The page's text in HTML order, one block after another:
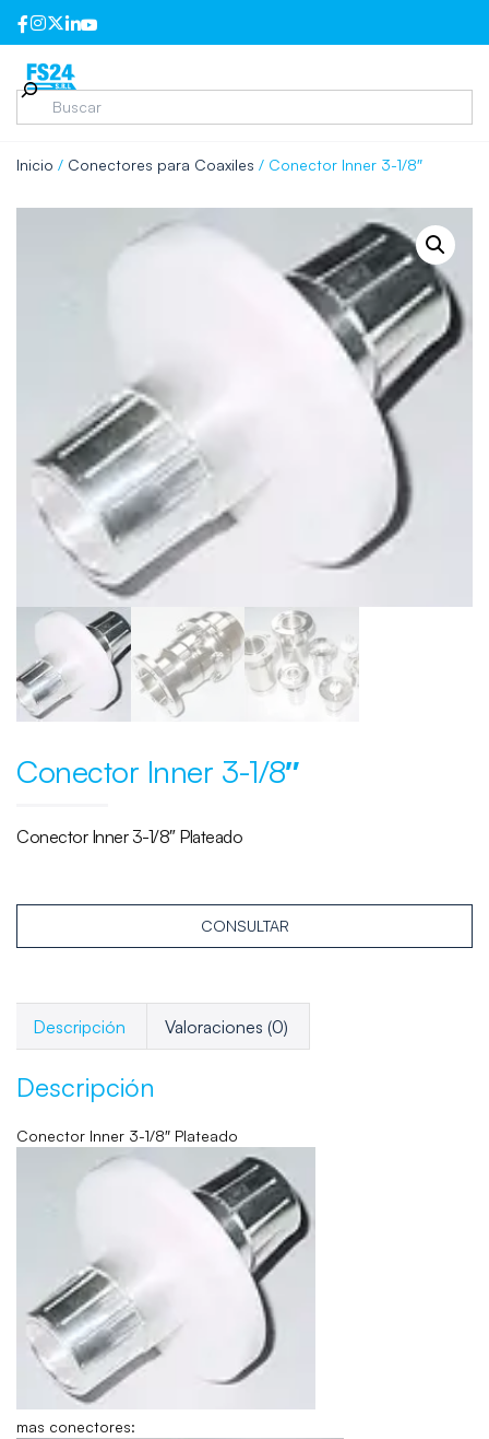
Inicio / Conectores para Coaxiles / Conector Inner 3-1/8″
Conector Inner 3-1/8″
Conector Inner 3-1/8″Plateado
CONSULTAR
Descripción Valoraciones (0)
Descripción
Conector Inner 3-1/8″ Plateado
mas conectores: